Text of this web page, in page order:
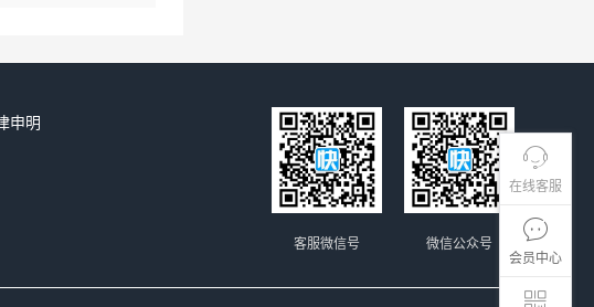
在线客服
会员中心
申明
微信公众号
客服微信号